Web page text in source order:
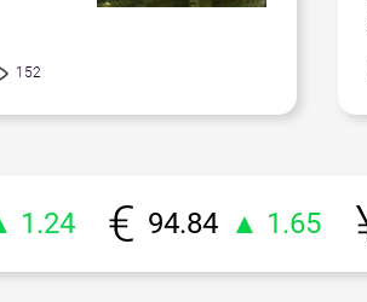
152
1.24 94.84 ▲ 1.65